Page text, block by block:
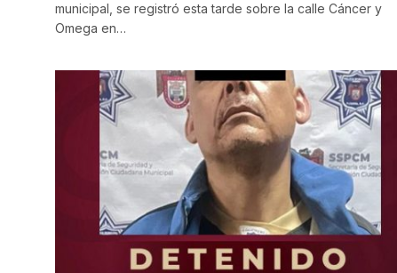
municipal, se registró esta tarde sobre la calle Cáncer y
Omega en…